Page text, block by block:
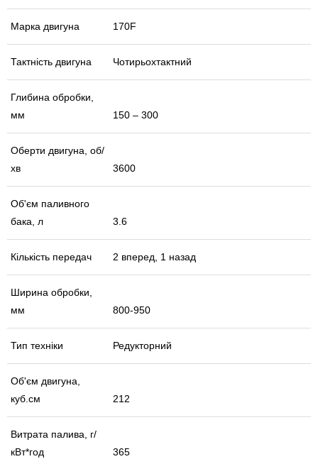
Марка двигуна 170F
Тактність двигуна Чотирьохтактний
Глибина обробки,
мм
150 – 300
Оберти двигуна, об/
хв
3600
Об'єм паливного
бака, л
3.6
Кількість передач 2 вперед, 1 назад
Ширина обробки,
мм
800-950
Тип техніки Редукторний
Об'єм двигуна,
куб.см
212
Витрата палива, г/
кВт*год
365